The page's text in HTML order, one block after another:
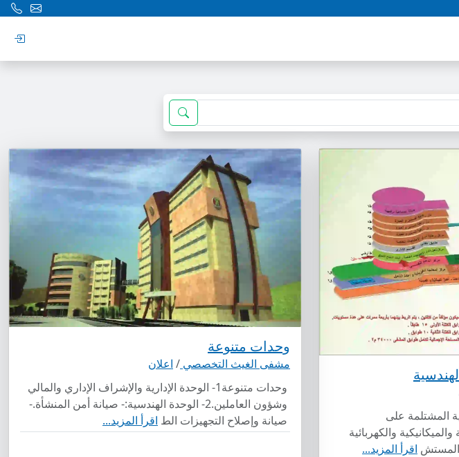
المشتلمة على
والكهربائية
المستش اقرأ المزيد...
وحدات متنوعة
مشفى الغيث التخصصي / اعلان
وحدات متنوعة1- الوحدة الإدارية والإشراف الإداري والمالي
وشؤون العاملين.2- الوحدة الهندسية:- صيانة أمن المنشأة.-
صيانة وإصلاح التجهيزات الط اقرأ المزيد...